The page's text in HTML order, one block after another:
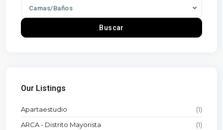
Camas/Baños
Buscar
Our Listings
Apartaestudio
(1)
ARCA - Distrito Mayorista
(1)